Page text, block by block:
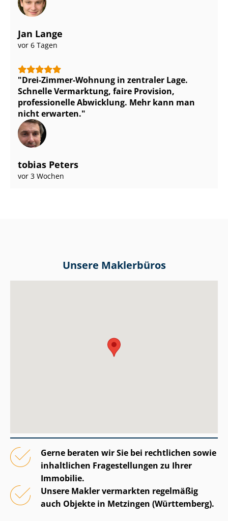
Jan Lange
vor 6 Tagen
Drei-Zimmer-Wohnung in zentraler Lage.
Schnelle Vermarktung, faire Provision,
professionelle Abwicklung. Mehr kann man
nicht erwarten.
tobias Peters
vor 3 Wochen
Unsere Maklerbüros
Gerne beraten wir Sie bei rechtlichen sowie
inhaltlichen Fragestellungen zu Ihrer
Immobilie.
Unsere Makler vermarkten regelmäßig
auch Objekte in Metzingen (Württemberg).